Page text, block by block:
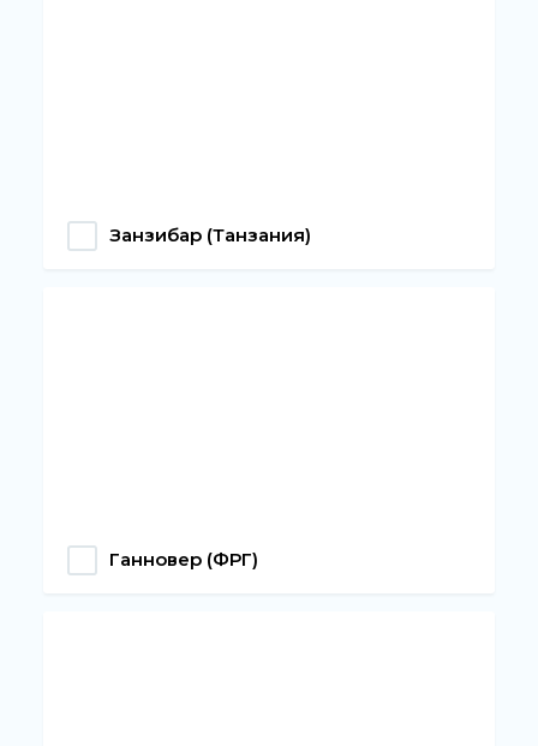
Занзибар (Танзания)
Ганновер (ФРГ)